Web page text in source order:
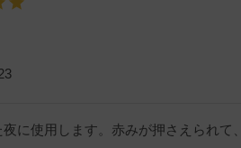
に使用します。赤みが押さえられて